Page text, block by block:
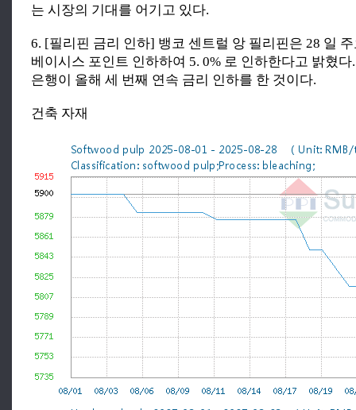
는 시장의 기대를 어기고 있다.
6. [필리핀 금리 인하] 뱅코 센트럴 앙 필리핀은 28 일
베이시스 포인트 인하하여 5. 0% 로 인하한다고 밝혔
은행이 올해 세 번째 연속 금리 인하를 한 것이다.
건축 자재